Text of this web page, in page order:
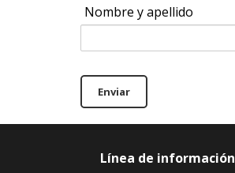
Nombre y apellido
Enviar
Línea de información